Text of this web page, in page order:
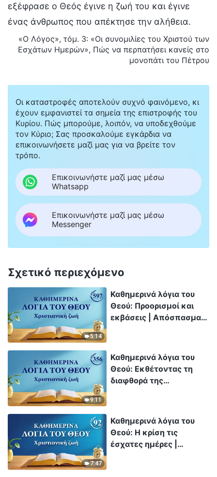
εξέφρασε ο Θεός έγινε η ζωή του και έγινε
ένας άνθρωπος που απέκτησε την αλήθεια.
«Ο Λόγος», τόμ. 3: «Οι συνομιλίες του Χριστού των
Εσχάτων Ημερών», Πώς να περπατήσει κανείς στο
μονοπάτι του Πέτρου
Οι καταστροφές αποτελούν συχνό φαινόμενο, κι
έχουν εμφανιστεί τα σημεία της επιστροφής του
Κυρίου. Πώς μπορούμε, λοιπόν, να υποδεχθούμε
τον Κύριο; Σας προσκαλούμε εγκάρδια να
επικοινωνήσετε μαζί μας για να βρείτε τον
τρόπο.
Επικοινωνήστε μαζί μας μέσω
Whatsapp
Επικοινωνήστε μαζί μας μέσω
Messenger
Σχετικό περιεχόμενο
5:14
Καθημερινά λόγια του
Θεού: Προορισμοί και
εκβάσεις | Απόσπασμα
9:11
Καθημερινά λόγια του
Θεού: Εκθέτοντας τη
διαφθορά της
7:47
Καθημερινά λόγια του
Θεού: Η κρίση τις
έσχατες ημέρες |